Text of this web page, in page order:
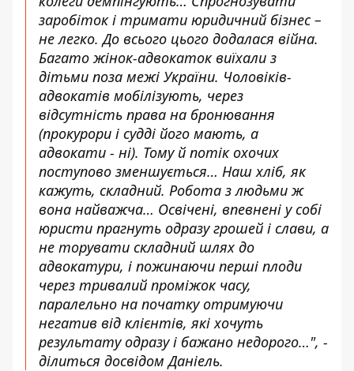
заробіток і тримати юридичний бізнес –
не легко. До всього цього додалася війна.
Багато жінок-адвокаток виїхали з
дітьми поза межі України. Чоловіків-
адвокатів мобілізують, через
відсутність права на бронювання
(прокурори і судді його мають, а
адвокати - ні). Тому й потік охочих
поступово зменшується… Наш хліб, як
кажуть, складний. Робота з людьми ж
вона найважча… Освічені, впевнені у собі
юристи прагнуть одразу грошей і слави, а
не торувати складний шлях до
адвокатури, і пожинаючи перші плоди
через тривалий проміжок часу,
паралельно на початку отримуючи
негатив від клієнтів, які хочуть
результату одразу і бажано недорого…", -
ділиться досвідом Даніель.